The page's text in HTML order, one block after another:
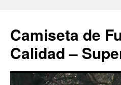
Camiseta de
Calidad –